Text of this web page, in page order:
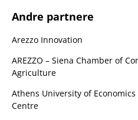
Andre partnere
Arezzo Innovation
AREZZO – Siena Chamber of
Agriculture
Athens University of
Centre